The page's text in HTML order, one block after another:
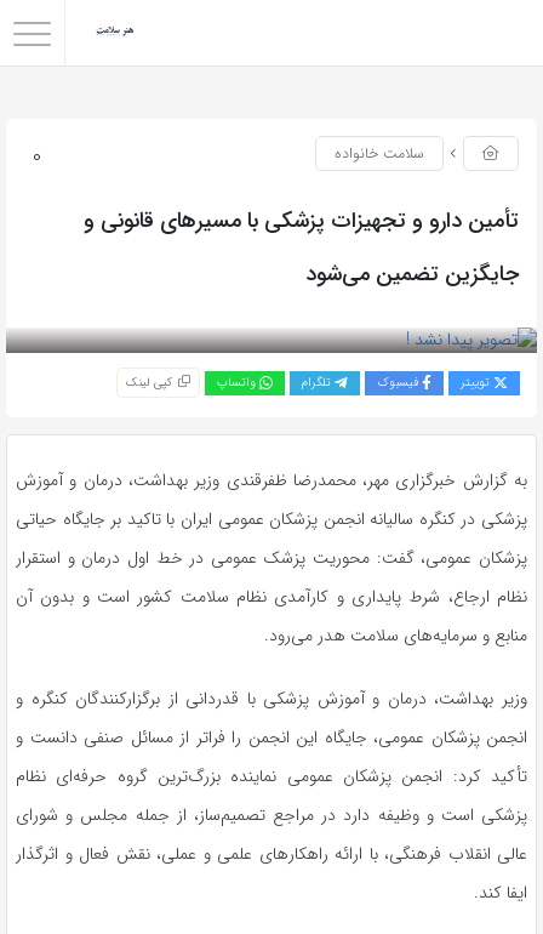
0 سلامت خانواده
تأمین دارو و تجهیزات پزشکی با مسیرهای قانونی و
جایگزین تضمین می‌شود
توییتر فیسبوک تلگرام واتساپ کپی لینک
به گزارش خبرگزاری مهر، محمدرضا ظفرقندی وزیر بهداشت، درمان و آموزش
پزشکی در کنگره سالیانه انجمن پزشکان عمومی ایران با تاکید بر جایگاه حیاتی
پزشکان عمومی، گفت: محوریت پزشک عمومی در خط اول درمان و استقرار
نظام ارجاع، شرط پایداری و کارآمدی نظام سلامت کشور است و بدون آن
منابع و سرمایه‌های سلامت هدر می‌رود.
وزیر بهداشت، درمان و آموزش پزشکی با قدردانی از برگزارکنندگان کنگره و
انجمن پزشکان عمومی، جایگاه این انجمن را فراتر از مسائل صنفی دانست و
تأکید کرد: انجمن پزشکان عمومی نماینده بزرگ‌ترین گروه حرفه‌ای نظام
پزشکی است و وظیفه دارد در مراجع تصمیم‌ساز، از جمله مجلس و شورای
عالی انقلاب فرهنگی، با ارائه راهکارهای علمی و عملی، نقش فعال و اثرگذار
ایفا کند.